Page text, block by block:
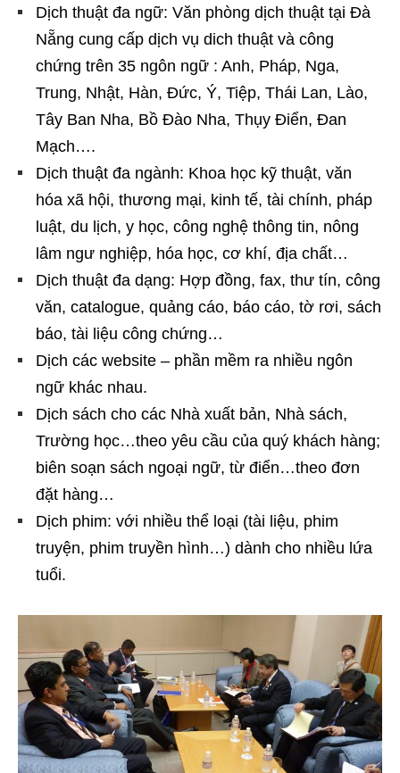
Dịch thuật đa ngữ: Văn phòng dịch thuật tại Đà
Nẵng cung cấp dịch vụ dich thuật và công
chứng trên 35 ngôn ngữ : Anh, Pháp, Nga,
Trung, Nhật, Hàn, Đức, Ý, Tiệp, Thái Lan, Lào,
Tây Ban Nha, Bồ Đào Nha, Thụy Điển, Đan
Mạch….
Dịch thuật đa ngành: Khoa học kỹ thuật, văn
hóa xã hội, thương mại, kinh tế, tài chính, pháp
luật, du lịch, y học, công nghệ thông tin, nông
lâm ngư nghiệp, hóa học, cơ khí, địa chất…
Dịch thuật đa dạng: Hợp đồng, fax, thư tín, công
văn, catalogue, quảng cáo, báo cáo, tờ rơi, sách
báo, tài liệu công chứng…
Dịch các website – phần mềm ra nhiều ngôn
ngữ khác nhau.
Dịch sách cho các Nhà xuất bản, Nhà sách,
Trường học…theo yêu cầu của quý khách hàng;
biên soạn sách ngoại ngữ, từ điển…theo đơn
đặt hàng…
Dịch phim: với nhiều thể loại (tài liệu, phim
truyện, phim truyền hình…) dành cho nhiều lứa
tuổi.